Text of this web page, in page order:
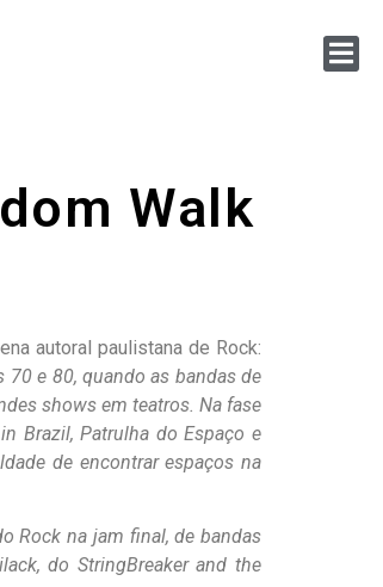
Walk
autoral paulistana de Rock:
70 e 80, quando as bandas de
shows em teatros. Na fase
Brazil, Patrulha do Espaço e
de encontrar espaços na
Rock na jam final, de bandas
do StringBreaker and the